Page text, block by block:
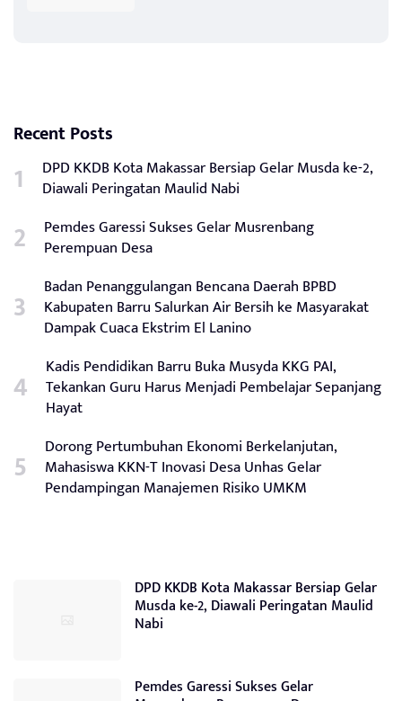
Recent Posts
DPD KKDB Kota Makassar Bersiap Gelar Musda ke-2,
Diawali Peringatan Maulid Nabi
Pemdes Garessi Sukses Gelar Musrenbang
Perempuan Desa
Badan Penanggulangan Bencana Daerah BPBD
Kabupaten Barru Salurkan Air Bersih ke Masyarakat
Dampak Cuaca Ekstrim El Lanino
Kadis Pendidikan Barru Buka Musyda KKG PAI,
Tekankan Guru Harus Menjadi Pembelajar Sepanjang
Hayat
Dorong Pertumbuhan Ekonomi Berkelanjutan,
Mahasiswa KKN-T Inovasi Desa Unhas Gelar
Pendampingan Manajemen Risiko UMKM
DPD KKDB Kota Makassar Bersiap Gelar
Musda ke-2, Diawali Peringatan Maulid
Nabi
Pemdes Garessi Sukses Gelar